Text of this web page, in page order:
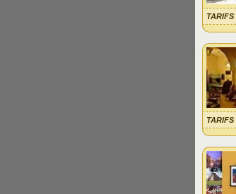
TARIFS
TARIFS